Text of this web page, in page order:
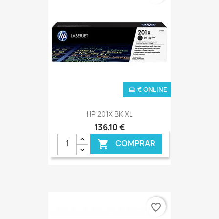
HP 201X BK XL
136,10 €
 COMPRAR
€ ONLINE
favorite_border